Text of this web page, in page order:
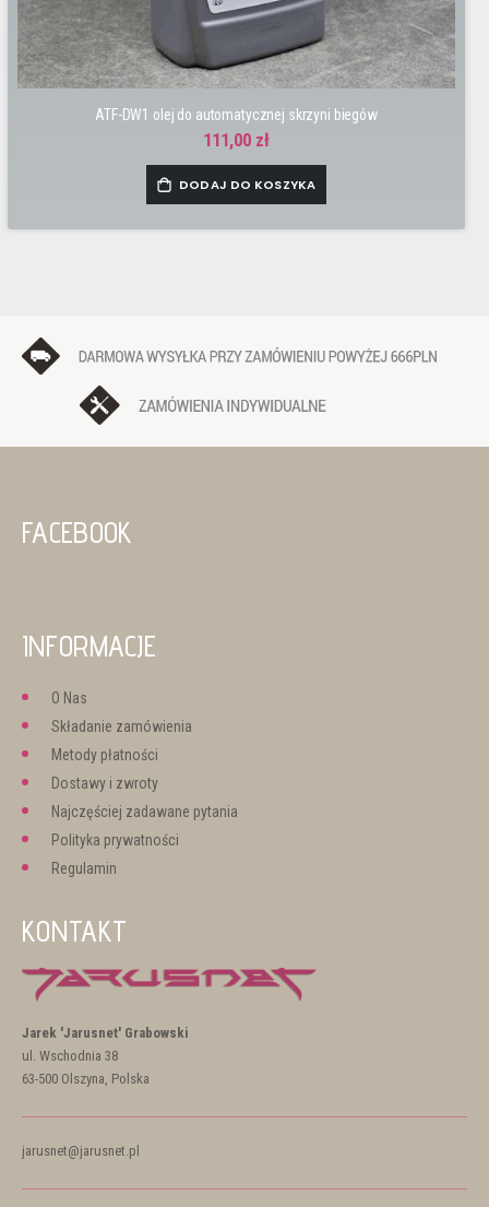
ATF-DW1 olej do automatycznej skrzyni biegów
111,00 zł
DODAJ DO KOSZYKA
FACEBOOK
INFORMACJE
O Nas
Składanie zamówienia
Metody płatności
Dostawy i zwroty
Najczęściej zadawane pytania
Polityka prywatności
Regulamin
KONTAKT
Jarek 'Jarusnet' Grabowski
ul. Wschodnia 38
63-500 Olszyna, Polska
jarusnet@jarusnet.pl